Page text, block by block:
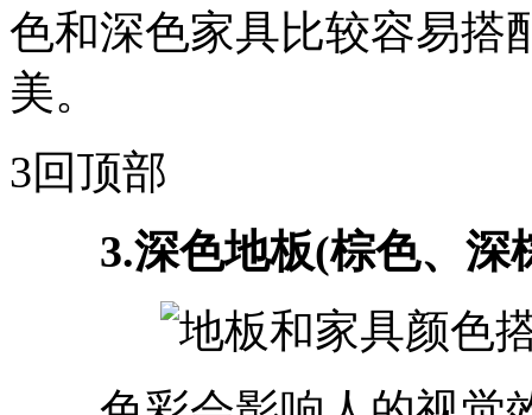
色和深色家具比较容易搭
美。
3回顶部
3.深色地板(棕色、深